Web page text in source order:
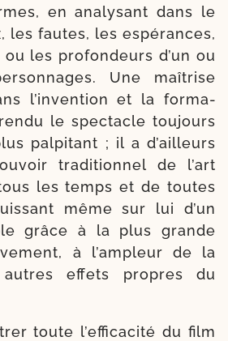
en ana­ly­sant dans le
les fautes, les espé­rances,
les pro­fon­deurs d’un ou
Une maî­trise
l’in­ven­tion et la for­ma­
le spec­tacle tou­jours
pal­pi­tant ; il a d’ailleurs
tra­di­tion­nel de l’art
les temps et de toutes
même sur lui d’un
grâce à la plus grande
à l’am­pleur de la
effets propres du
toute l’ef­fi­ca­ci­té du film